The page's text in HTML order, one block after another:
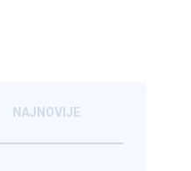
NAJNOVIJE